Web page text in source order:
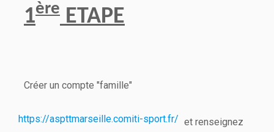
1ère ETAPE
Créer un compte "famille"
https://aspttmarseille.comiti-sport.fr/ et renseignez